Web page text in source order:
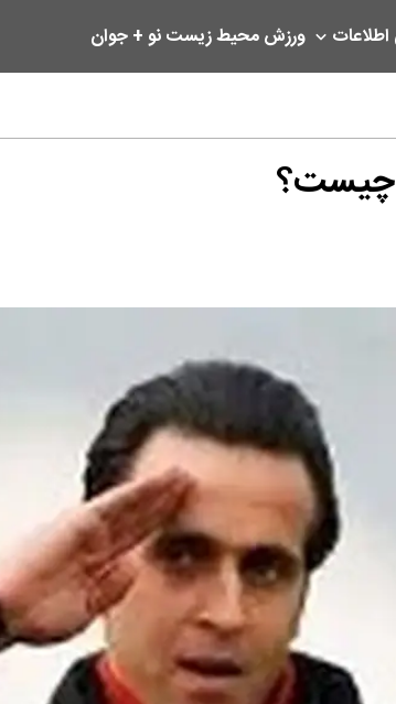
اطلاعات ورزشمحیط زیستنو + جوان
چیست؟